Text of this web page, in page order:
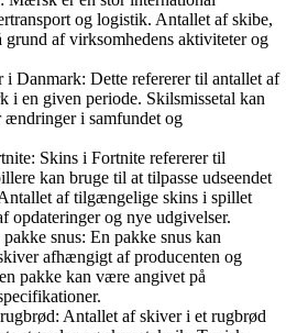
og logistik. Antallet af skibe,
grund af virksomhedens aktiviteter og
i Danmark: Dette refererer til antallet af
i en given periode. Skilsmissetal kan
ændringer i samfundet og
Skins i Fortnite refererer til
kan bruge til at tilpasse udseendet
af tilgængelige skins i spillet
opdateringer og nye udgivelser.
snus: En pakke snus kan
afhængigt af producenten og
pakke kan være angivet på
Antallet af skiver i et rugbrød